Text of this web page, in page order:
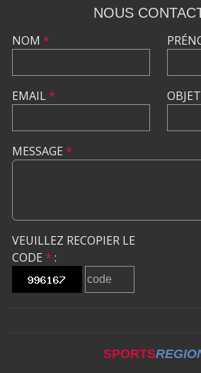
NOUS
NOM *
EMAIL* OBJET
MESSAGE *
VEUILLEZ RECOPIER LE
CODE * :
SPORTS